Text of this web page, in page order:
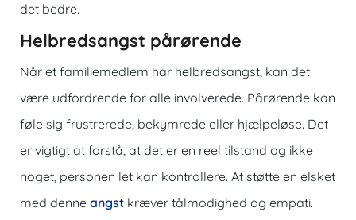
det bedre.
Helbredsangst pårørende
Når et familiemedlem har helbredsangst, kan det
være udfordrende for alle involverede. Pårørende kan
føle sig frustrerede, bekymrede eller hjælpeløse. Det
er vigtigt at forstå, at det er en reel tilstand og ikke
noget, personen let kan kontrollere. At støtte en elsket
med denne angst kræver tålmodighed og empati.